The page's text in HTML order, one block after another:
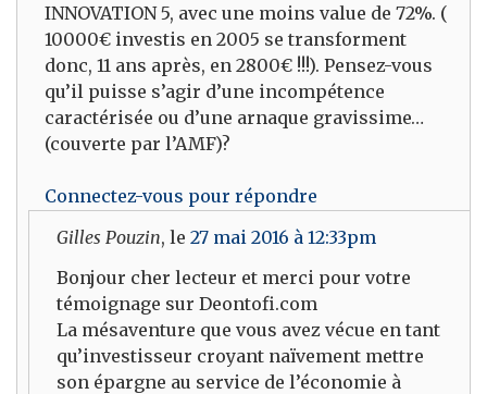
INNOVATION 5, avec une moins value de 72%. (
10000€ investis en 2005 se transforment
donc, 11 ans après, en 2800€ !!!). Pensez-vous
qu’il puisse s’agir d’une incompétence
caractérisée ou d’une arnaque gravissime…
(couverte par l’AMF)?
Connectez-vous pour répondre
Gilles Pouzin, le 27 mai 2016 à 12:33pm
Bonjour cher lecteur et merci pour votre
témoignage sur Deontofi.com
La mésaventure que vous avez vécue en tant
qu’investisseur croyant naïvement mettre
son épargne au service de l’économie à